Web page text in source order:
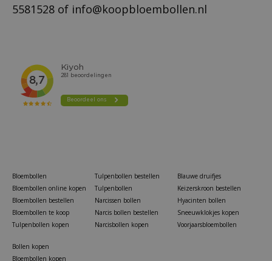
5581528 of info@koopbloembollen.nl
Bloembollen
Bloembollen online kopen
Bloembollen bestellen
Bloembollen te koop
Tulpenbollen kopen
Tulpenbollen bestellen
Tulpenbollen
Narcissen bollen
Narcis bollen bestellen
Narcisbollen kopen
Blauwe druifjes
Keizerskroon bestellen
Hyacinten bollen
Sneeuwklokjes kopen
Voorjaarsbloembollen
Bollen kopen
Bloembollen kopen